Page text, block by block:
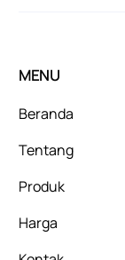
MENU
Beranda
Tentang
Produk
Harga